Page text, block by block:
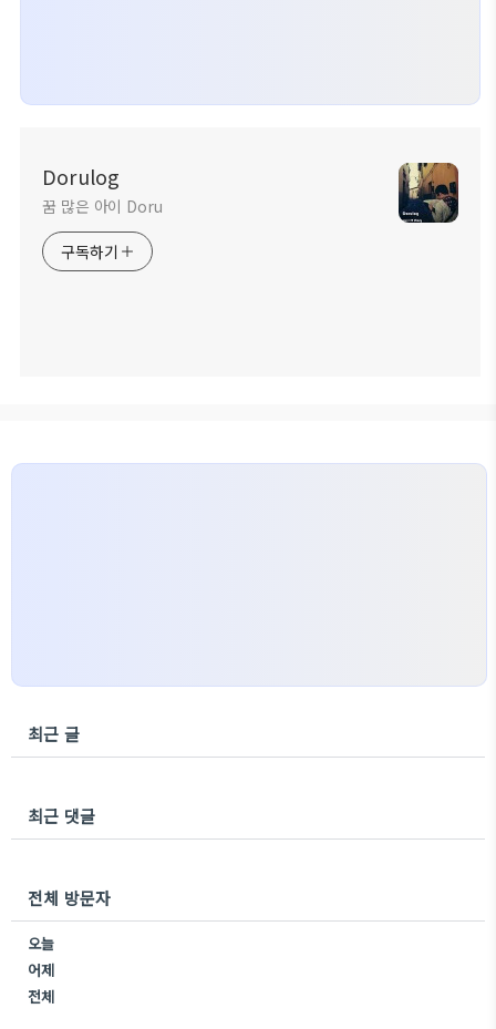
Dorulog
꿈 많은 아이 Doru
구독하기
최근 글
최근 댓글
전체 방문자
오늘
어제
전체